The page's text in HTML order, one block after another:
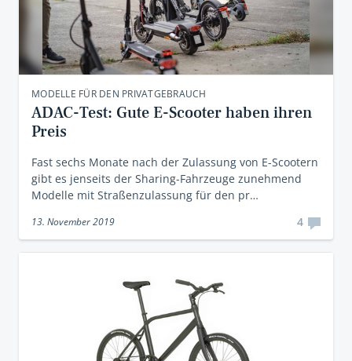
MODELLE FÜR DEN PRIVATGEBRAUCH
ADAC-Test: Gute E-Scooter haben ihren
Preis
Fast sechs Monate nach der Zulassung von E-Scootern
gibt es jenseits der Sharing-Fahrzeuge zunehmend
Modelle mit Straßenzulassung für den pr…
13. November 2019 4